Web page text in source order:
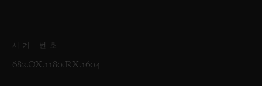
시계 번호
682.OX.1180.RX.1604